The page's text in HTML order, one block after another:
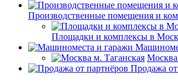
Производственные помещения и
Площадки и комплексы в
Москва
Продажа